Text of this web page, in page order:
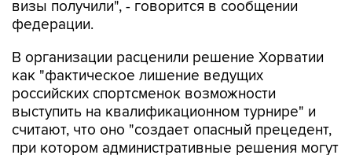
визы получили", - говорится в сообщении
федерации.
В организации расценили решение Хорватии
как "фактическое лишение ведущих
российских спортсменок возможности
выступить на квалификационном турнире" и
считают, что оно "создает опасный прецедент,
при котором административные решения могут